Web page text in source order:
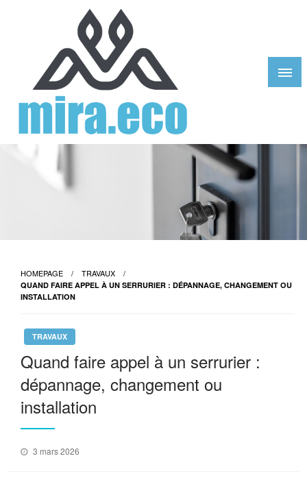
Mira Eco Design
HOMEPAGE TRAVAUX
QUAND FAIRE APPEL À UN SERRURIER : DÉPANNAGE, CHANGEMENT OU
INSTALLATION
TRAVAUX
Quand faire appel à un serrurier :
dépannage, changement ou
installation
Posted
3 mars 2026